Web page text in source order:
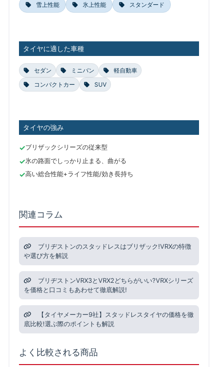
雪上性能 氷上性能 スタンダード
タイヤに適した車種
セダン ミニバン
軽自動車
コンパクトカー
SUV
タイヤの強み
ブリザックシリーズの従来型
氷の路面でしっかり止まる、曲がる
高い総合性能+ライフ性能/効き長持ち
関連コラム
ブリヂストンのスタッドレスはブリザック!VRXの特徴
や選び方を解説
ブリヂストンVRX3とVRX2どちらがいい?VRXシリーズ
を価格と口コミもあわせて徹底解説!
【タイヤメーカー9社】スタッドレスタイヤの価格を徹
底比較!選ぶ際のポイントも解説
よく比較される商品